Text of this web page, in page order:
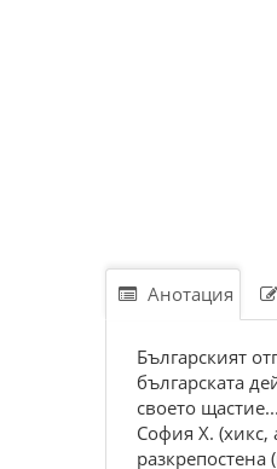
Анотация
Българският
българската
своето щастие...
София Х. (хикс,
разкрепостена